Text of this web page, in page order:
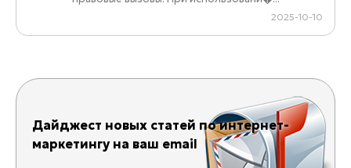
2025-10-10
Дайджест новых статей по интернет-
маркетингу на ваш email